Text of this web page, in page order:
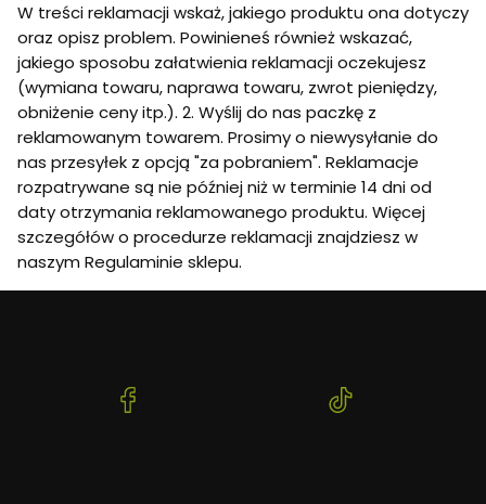
W treści reklamacji wskaż, jakiego produktu ona dotyczy
oraz opisz problem. Powinieneś również wskazać,
jakiego sposobu załatwienia reklamacji oczekujesz
(wymiana towaru, naprawa towaru, zwrot pieniędzy,
obniżenie ceny itp.). 2. Wyślij do nas paczkę z
reklamowanym towarem. Prosimy o niewysyłanie do
nas przesyłek z opcją "za pobraniem". Reklamacje
rozpatrywane są nie później niż w terminie 14 dni od
daty otrzymania reklamowanego produktu. Więcej
szczegółów o procedurze reklamacji znajdziesz w
naszym Regulaminie sklepu.
(Otwiera